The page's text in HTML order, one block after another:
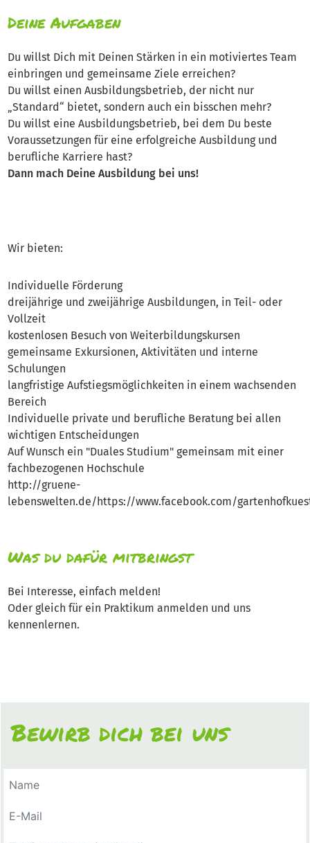
Deine Aufgaben
Du willst Dich mit Deinen Stärken in ein motiviertes Team
einbringen und gemeinsame Ziele erreichen?
Du willst einen Ausbildungsbetrieb, der nicht nur
„Standard“ bietet, sondern auch ein bisschen mehr?
Du willst eine Ausbildungsbetrieb, bei dem Du beste
Voraussetzungen für eine erfolgreiche Ausbildung und
berufliche Karriere hast?
Dann mach Deine Ausbildung bei uns!
Wir bieten:
Individuelle Förderung
dreijährige und zweijährige Ausbildungen, in Teil- oder
Vollzeit
kostenlosen Besuch von Weiterbildungskursen
gemeinsame Exkursionen, Aktivitäten und interne
Schulungen
langfristige Aufstiegsmöglichkeiten in einem wachsenden
Bereich
Individuelle private und berufliche Beratung bei allen
wichtigen Entscheidungen
Auf Wunsch ein "Duales Studium" gemeinsam mit einer
fachbezogenen Hochschule
http://gruene-
lebenswelten.de/https://www.facebook.com/
Was du dafür mitbringst
Bei Interesse, einfach melden!
Oder gleich für ein Praktikum anmelden und uns
kennenlernen.
Bewirb dich bei uns